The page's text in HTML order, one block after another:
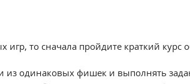
игр, то сначала пройдите краткий курс
из одинаковых фишек и выполнять